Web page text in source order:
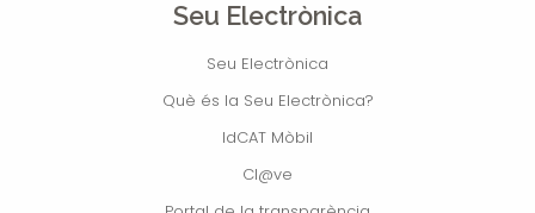
Seu Electrònica
Seu Electrònica
Què és la Seu Electrònica?
IdCAT Mòbil
Cl@ve